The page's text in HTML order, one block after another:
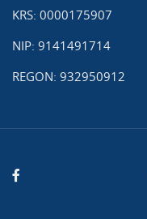
KRS: 0000175907
NIP: 9141491714
REGON: 932950912